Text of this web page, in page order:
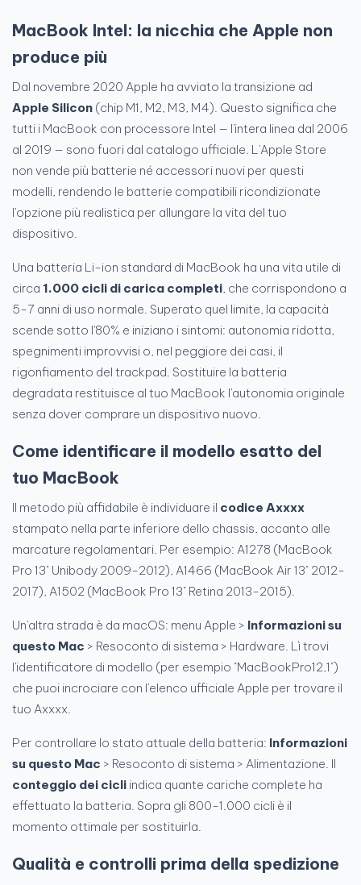
MacBook Intel: la nicchia che Apple non
produce più
Dal novembre 2020 Apple ha avviato la transizione ad
Apple Silicon (chip M1, M2, M3, M4). Questo significa che
tutti i MacBook con processore Intel — l'intera linea dal 2006
al 2019 — sono fuori dal catalogo ufficiale. L'Apple Store
non vende più batterie né accessori nuovi per questi
modelli, rendendo le batterie compatibili ricondizionate
l'opzione più realistica per allungare la vita del tuo
dispositivo.
Una batteria Li-ion standard di MacBook ha una vita utile di
circa 1.000 cicli di carica completi, che corrispondono a
5-7 anni di uso normale. Superato quel limite, la capacità
scende sotto l'80% e iniziano i sintomi: autonomia ridotta,
spegnimenti improvvisi o, nel peggiore dei casi, il
rigonfiamento del trackpad. Sostituire la batteria
degradata restituisce al tuo MacBook l'autonomia originale
senza dover comprare un dispositivo nuovo.
Come identificare il modello esatto del
tuo MacBook
Il metodo più affidabile è individuare il codice Axxxx
stampato nella parte inferiore dello chassis, accanto alle
marcature regolamentari. Per esempio: A1278 (MacBook
Pro 13" Unibody 2009-2012), A1466 (MacBook Air 13" 2012-
2017), A1502 (MacBook Pro 13" Retina 2013-2015).
Un'altra strada è da macOS: menu Apple > Informazioni su
questo Mac > Resoconto di sistema > Hardware. Lì trovi
l'identificatore di modello (per esempio "MacBookPro12,1")
che puoi incrociare con l'elenco ufficiale Apple per trovare il
tuo Axxxx.
Per controllare lo stato attuale della batteria: Informazioni
su questo Mac > Resoconto di sistema > Alimentazione. Il
conteggio dei cicli indica quante cariche complete ha
effettuato la batteria. Sopra gli 800-1.000 cicli è il
momento ottimale per sostituirla.
Qualità e controlli prima della spedizione